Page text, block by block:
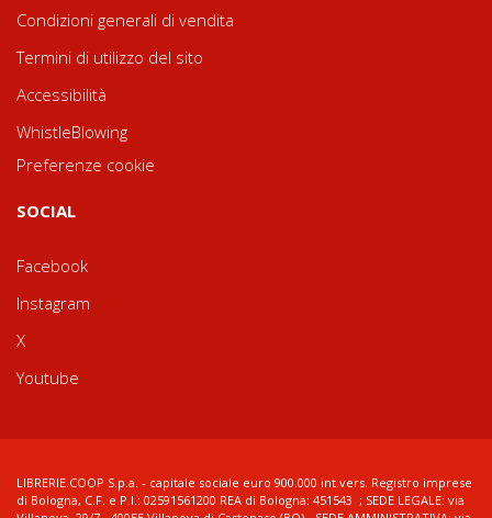
Condizioni generali di vendita
Termini di utilizzo del sito
Accessibilità
WhistleBlowing
Preferenze cookie
SOCIAL
Facebook
Instagram
X
Youtube
LIBRERIE.COOP S.p.a. - capitale sociale euro 900.000 int.vers. Registro imprese
di Bologna, C.F. e P.I.: 02591561200 REA di Bologna: 451543 ; SEDE LEGALE: via